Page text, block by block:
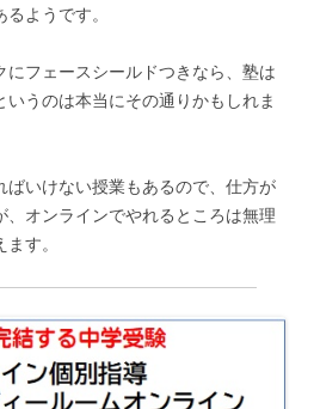
ようです。
にフェースシールドつきなら、塾は
うのは本当にその通りかもしれま
ばいけない授業もあるので、仕方が
、オンラインでやれるところは無理
す。